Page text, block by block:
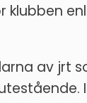
klubben
av jrt